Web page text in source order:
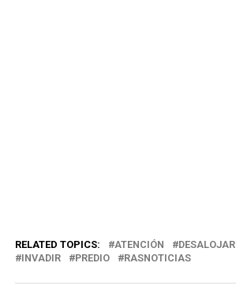
RELATED TOPICS: ATENCIÓN DESALOJAR
INVADIR
PREDIO RASNOTICIAS